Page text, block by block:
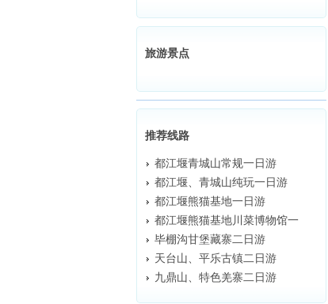
旅游景点
推荐线路
都江堰青城山常规一日游
都江堰、青城山纯玩一日游
都江堰熊猫基地一日游
都江堰熊猫基地川菜博物馆一
毕棚沟甘堡藏寨二日游
天台山、平乐古镇二日游
九鼎山、特色羌寨二日游